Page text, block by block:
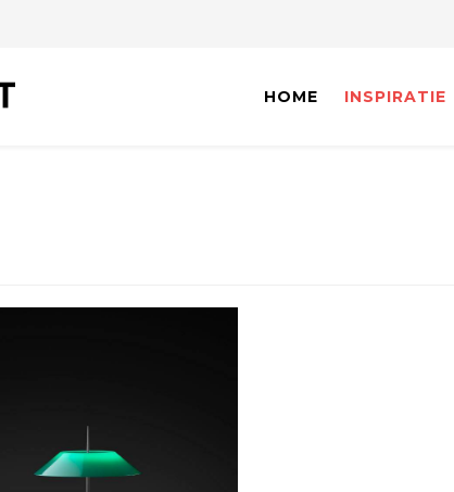
HOME INSPIRATIE